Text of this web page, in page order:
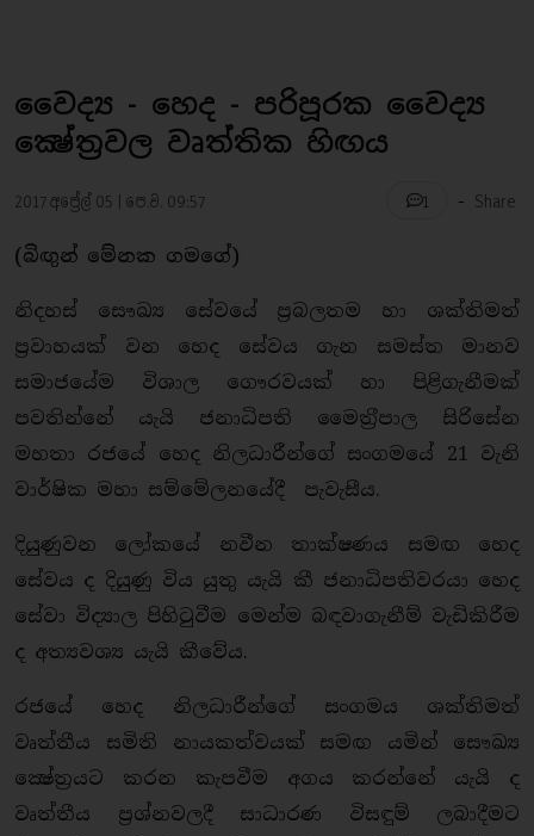
වෛද්‍ය - හෙද - පරිපූරක වෛද්‍ය
ක්‍ෂේත‍්‍රවල වෘත්තික හිඟය
2017 අප්‍රේල් 05 | පෙ.ව. 09:57 1 - Share
(බිඟුන් මේනක ගමගේ)
නිදහස් සෞඛ්‍ය සේවයේ ප‍්‍රබලතම හා ශක්තිමත්
ප‍්‍රවාහයක් වන හෙද සේවය ගැන සමස්ත මානව
සමාජයේම විශාල ගෞරවයක් හා පිළිගැනීමක්
පවතින්නේ යැයි ජනාධිපති මෛත‍්‍රීපාල සිරිසේන
මහතා රජයේ හෙද නිලධාරීන්ගේ සංගමයේ 21 වැනි
වාර්ෂික මහා සම්මේලනයේදී පැවැසීය.
දියුණුවන ලෝකයේ නවීන තාක්ෂණය සමඟ හෙද
සේවය ද දියුණු විය යුතු යැයි කී ජනාධිපතිවරයා හෙද
සේවා විද්‍යාල පිහිටුවීම මෙන්ම බඳවාගැනීම් වැඩිකිරීම
ද අත්‍යවශ්‍ය යැයි කීවේය.
රජයේ හෙද නිලධාරීන්ගේ සංගමය ශක්තිමත්
වෘත්තීය සමිති නායකත්වයක් සමඟ යමින් සෞඛ්‍ය
ක්‍ෂේත‍්‍රයට කරන කැපවීම අගය කරන්නේ යැයි ද
වෘත්තීය ප‍්‍රශ්නවලදී සාධාරණ විසඳුම් ලබාදීමට